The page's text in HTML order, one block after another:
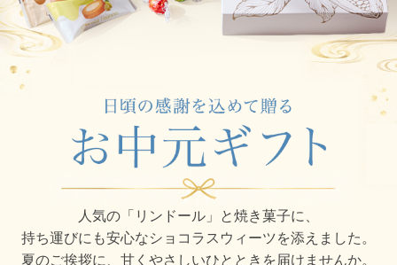
人気の「リンドール」と焼き菓子に、
持ち運びにも安心なショコラスウィーツを添えました。
夏のご挨拶に、甘くやさしいひとときを届けませんか。